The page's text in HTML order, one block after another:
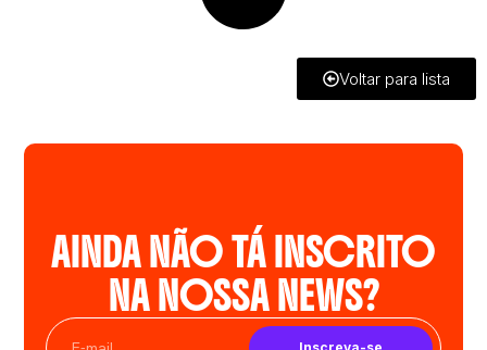
Voltar para lista
AINDA NÃO TÁ INSCRITO
NA NOSSA NEWS?